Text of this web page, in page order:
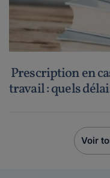
Prescription en
travail : quels
Voir